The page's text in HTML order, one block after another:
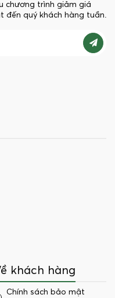
chương trình giảm giá
đến quý khách hàng tuần.
khách hàng
Chính sách bảo mật